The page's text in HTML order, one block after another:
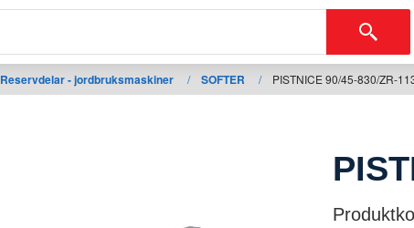
Reservdelar - jordbruksmaskiner / SOFTER / PISTNICE 90/45-830/ZR-